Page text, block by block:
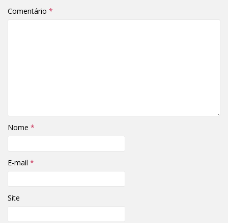
Comentário *
Nome *
E-mail *
Site